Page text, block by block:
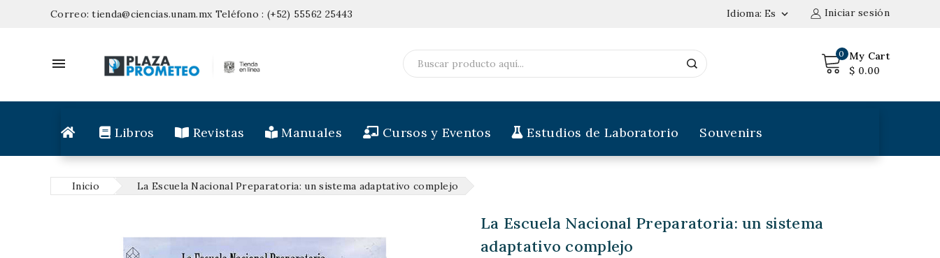
Correo:tienda@ciencias.unam.mxTeléfono : (+52) 55562 25443 Idioma: Es  Iniciar sesión

0 My Cart
$ 0.00
Libros Revistas Manuales Cursos y Eventos Estudios de Laboratorio Souvenirs
Inicio La Escuela Nacional Preparatoria: un sistema adaptativo complejo
La Escuela Nacional Preparatoria: un sistema
adaptativo complejo